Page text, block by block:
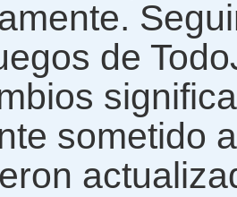
de
sometido